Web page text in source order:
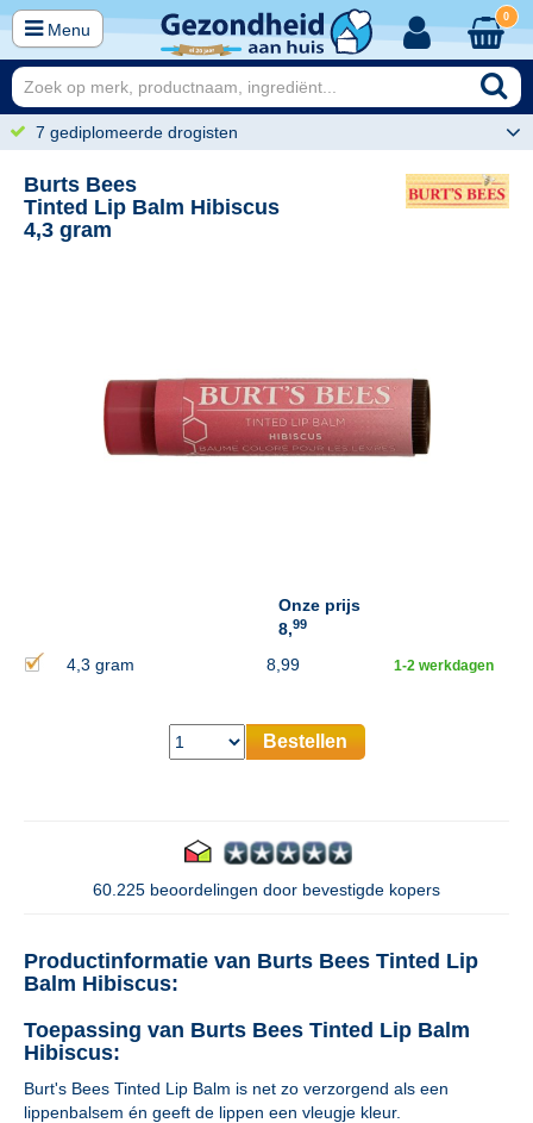
Menu
0
7 gediplomeerde drogisten
Burts Bees
Tinted Lip Balm Hibiscus
4,3 gram
Onze prijs
8,99
4,3 gram 8,99 1-2 werkdagen
Bestellen
60.225 beoordelingen door bevestigde kopers
Productinformatie van Burts Bees Tinted Lip
Balm Hibiscus:
Toepassing van Burts Bees Tinted Lip Balm
Hibiscus:
Burt's Bees Tinted Lip Balm is net zo verzorgend als een
lippenbalsem én geeft de lippen een vleugje kleur.